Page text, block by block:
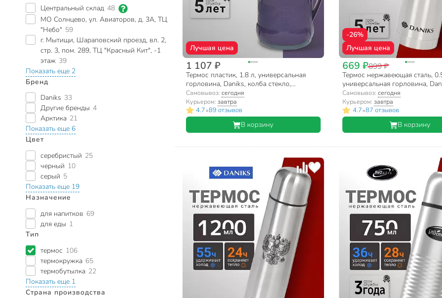
Центральный склад 48
МО Солнцево, ул. Авиаторов, д. 3А, ТЦ
"Небо" 59
г. Мытищи, Шараповский проезд, вл. 2,
стр. 3, пом. 289, ТЦ "Красный Кит", -1
этаж 39
Показать еще 2
Бренд
Daniks 33
Другие бренды 4
Арктика 21
Показать еще 6
Цвет
серебристый 25
черный 10
серый 5
Показать еще 19
Назначение
для напитков 69
для еды 1
Тип
термос 106
термокружка 65
термобутылка 22
Показать еще 1
Страна производства
Лучшая цена
1 107 ₽
Термос пластик, 1.8 л, универсальная
горловина, Daniks, колба стекло,
сиреневый, 958-180TT-prpl
Самовывоз: сегодня
Курьером: завтра
4.7•89 отзывов
В корзину
-26%
Лучшая цена
669 ₽899 ₽
Термос нержавеющая сталь,
универсальная горловина,
нержавеющая сталь,
Самовывоз: сегодня
Курьером: завтра
4.7•87 отзывов
В корзину